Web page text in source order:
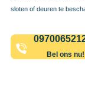
sloten of deuren te
Bel ons nu!